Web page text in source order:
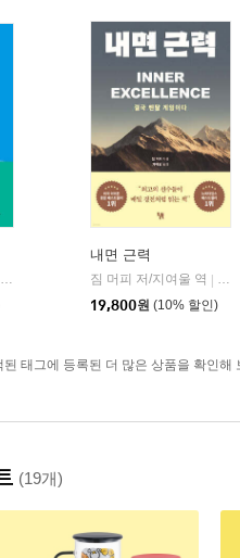
프리드리히 니체 저/김철 편역
내면 근력
짐 머피 저/지여울 역
윌
19,800원 (10% 할인)
된 태그에 등록된 더 많은 상품을 확인해
(19개)